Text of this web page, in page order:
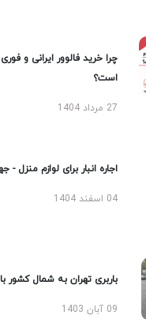
چرا خرید فالوور ایرانی و فوری
است؟
27 مرداد 1404
اجاره انبار برای لوازم منزل -
04 اسفند 1404
باربری تهران به شمال کشور با
09 آبان 1403